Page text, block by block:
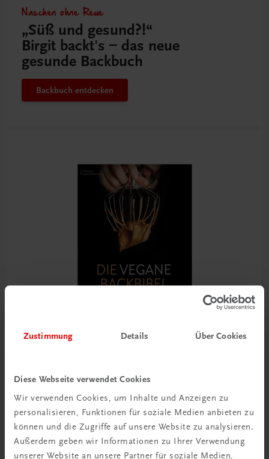
Zustimmung Details Über Cookies
Diese Webseite verwendet Cookies
Wir verwenden Cookies, um Inhalte und Anzeigen zu
personalisieren, Funktionen für soziale Medien anbieten zu
können und die Zugriffe auf unsere Website zu analysieren.
Außerdem geben wir Informationen zu Ihrer Verwendung
unserer Website an unsere Partner für soziale Medien,
Naschen ohne Reue
„Süß und gesund?!“
Birgit backt's – das neue
gesunde Backbuch
Backbuch entdecken
Die vegane Backbibel
100 internationale Rezepte der modernen Patisserie
€ 51,40